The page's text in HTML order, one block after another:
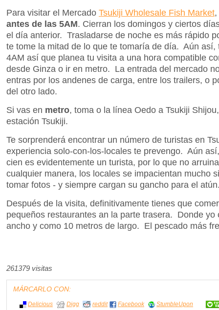
Para visitar el Mercado Tsukiji Wholesale Fish Market
antes de las 5AM. Cierran los domingos y ciertos
el día anterior. Trasladarse de noche es más rápido
te tome la mitad de lo que te tomaría de día. Aún así,
4AM así que planea tu visita a una hora compatible
desde Ginza o ir en metro. La entrada del mercado
entras por los andenes de carga, entre los trailers, o
del otro lado.
Si vas en metro, toma o la línea Oedo a Tsukiji
estación Tsukiji.
Te sorprenderá encontrar un número de turistas en
experiencia solo-con-los-locales te prevengo. Aún
cien es evidentemente un turista, por lo que no
cualquier manera, los locales se impacientan mucho
tomar fotos - y siempre cargan su gancho para el
Después de la visita, definitivamente tienes que
pequeños restaurantes an la parte trasera. Donde
ancho y como 10 metros de largo. El pescado más
261379 visitas
MÁRCARLO CON:
Delicious Digg reddit Facebook StumbleUpon